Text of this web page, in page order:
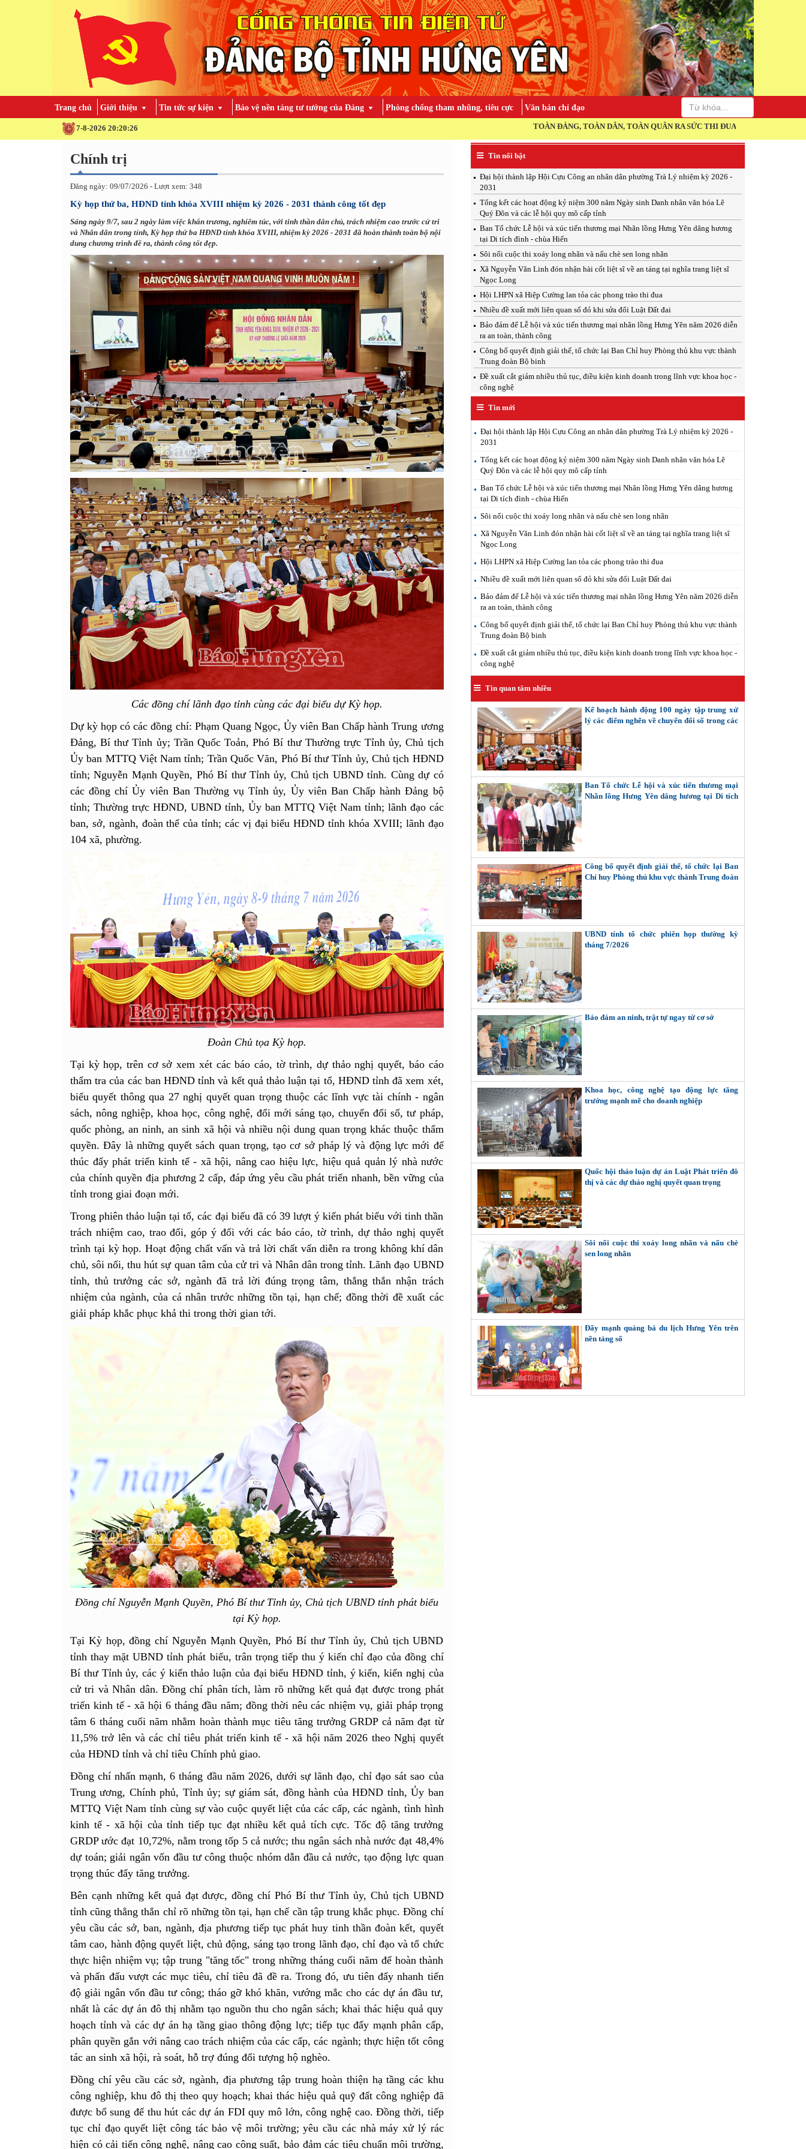
Trang chủ Giới thiệu Tin tức sự kiện Bảo vệ nền tảng tư tưởng của Đảng Phòng chống tham nhũng, tiêu cực Văn bản chỉ đạo
7-8-2026 20:20:28 TOÀN ĐẢNG, TOÀN DÂN, TOÀN QUÂN RA SỨC THI ĐUA THỰC HIỆN THẮNG LỢI NGHỊ
Chính trị
Đăng ngày: 09/07/2026 - Lượt xem: 348
Kỳ họp thứ ba, HĐND tỉnh khóa XVIII nhiệm kỳ 2026 - 2031 thành công tốt đẹp
Sáng ngày 9/7, sau 2 ngày làm việc khẩn trương, nghiêm túc, với tinh thần dân chủ, trách nhiệm cao trước cử tri
và Nhân dân trong tỉnh, Kỳ họp thứ ba HĐND tỉnh khóa XVIII, nhiệm kỳ 2026 - 2031 đã hoàn thành toàn bộ nội
dung chương trình đề ra, thành công tốt đẹp.
Các đồng chí lãnh đạo tỉnh cùng các đại biểu dự Kỳ họp.
Dự kỳ họp có các đồng chí: Phạm Quang Ngọc, Ủy viên Ban Chấp hành Trung ương
Đảng, Bí thư Tỉnh ủy; Trần Quốc Toản, Phó Bí thư Thường trực Tỉnh ủy, Chủ tịch
Ủy ban MTTQ Việt Nam tỉnh; Trần Quốc Văn, Phó Bí thư Tỉnh ủy, Chủ tịch HĐND
tỉnh; Nguyễn Mạnh Quyền, Phó Bí thư Tỉnh ủy, Chủ tịch UBND tỉnh. Cùng dự có
các đồng chí Ủy viên Ban Thường vụ Tỉnh ủy, Ủy viên Ban Chấp hành Đảng bộ
tỉnh; Thường trực HĐND, UBND tỉnh, Ủy ban MTTQ Việt Nam tỉnh; lãnh đạo các
ban, sở, ngành, đoàn thể của tỉnh; các vị đại biểu HĐND tỉnh khóa XVIII; lãnh đạo
104 xã, phường.
Đoàn Chủ tọa Kỳ họp.
Tại kỳ họp, trên cơ sở xem xét các báo cáo, tờ trình, dự thảo nghị quyết, báo cáo
thẩm tra của các ban HĐND tỉnh và kết quả thảo luận tại tổ, HĐND tỉnh đã xem xét,
biểu quyết thông qua 27 nghị quyết quan trọng thuộc các lĩnh vực tài chính - ngân
sách, nông nghiệp, khoa học, công nghệ, đổi mới sáng tạo, chuyển đổi số, tư pháp,
quốc phòng, an ninh, an sinh xã hội và nhiều nội dung quan trọng khác thuộc thẩm
quyền. Đây là những quyết sách quan trọng, tạo cơ sở pháp lý và động lực mới để
thúc đẩy phát triển kinh tế - xã hội, nâng cao hiệu lực, hiệu quả quản lý nhà nước
của chính quyền địa phương 2 cấp, đáp ứng yêu cầu phát triển nhanh, bền vững của
tỉnh trong giai đoạn mới.
Trong phiên thảo luận tại tổ, các đại biểu đã có 39 lượt ý kiến phát biểu với tinh thần
trách nhiệm cao, trao đổi, góp ý đối với các báo cáo, tờ trình, dự thảo nghị quyết
trình tại kỳ họp. Hoạt động chất vấn và trả lời chất vấn diễn ra trong không khí dân
chủ, sôi nổi, thu hút sự quan tâm của cử tri và Nhân dân trong tỉnh. Lãnh đạo UBND
tỉnh, thủ trưởng các sở, ngành đã trả lời đúng trọng tâm, thẳng thắn nhận trách
nhiệm của ngành, của cá nhân trước những tồn tại, hạn chế; đồng thời đề xuất các
giải pháp khắc phục khả thi trong thời gian tới.
Đồng chí Nguyễn Mạnh Quyền, Phó Bí thư Tỉnh ủy, Chủ tịch UBND tỉnh phát biểu
tại Kỳ họp.
Tại Kỳ họp, đồng chí Nguyễn Mạnh Quyền, Phó Bí thư Tỉnh ủy, Chủ tịch UBND
tỉnh thay mặt UBND tỉnh phát biểu, trân trọng tiếp thu ý kiến chỉ đạo của đồng chí
Bí thư Tỉnh ủy, các ý kiến thảo luận của đại biểu HĐND tỉnh, ý kiến, kiến nghị của
cử tri và Nhân dân. Đồng chí phân tích, làm rõ những kết quả đạt được trong phát
triển kinh tế - xã hội 6 tháng đầu năm; đồng thời nêu các nhiệm vụ, giải pháp trọng
tâm 6 tháng cuối năm nhằm hoàn thành mục tiêu tăng trưởng GRDP cả năm đạt từ
11,5% trở lên và các chỉ tiêu phát triển kinh tế - xã hội năm 2026 theo Nghị quyết
của HĐND tỉnh và chỉ tiêu Chính phủ giao.
Đồng chí nhấn mạnh, 6 tháng đầu năm 2026, dưới sự lãnh đạo, chỉ đạo sát sao của
Trung ương, Chính phủ, Tỉnh ủy; sự giám sát, đồng hành của HĐND tỉnh, Ủy ban
MTTQ Việt Nam tỉnh cùng sự vào cuộc quyết liệt của các cấp, các ngành, tình hình
kinh tế - xã hội của tỉnh tiếp tục đạt nhiều kết quả tích cực. Tốc độ tăng trưởng
GRDP ước đạt 10,72%, nằm trong tốp 5 cả nước; thu ngân sách nhà nước đạt 48,4%
dự toán; giải ngân vốn đầu tư công thuộc nhóm dẫn đầu cả nước, tạo động lực quan
trọng thúc đẩy tăng trưởng.
Bên cạnh những kết quả đạt được, đồng chí Phó Bí thư Tỉnh ủy, Chủ tịch UBND
tỉnh cũng thẳng thắn chỉ rõ những tồn tại, hạn chế cần tập trung khắc phục. Đồng chí
yêu cầu các sở, ban, ngành, địa phương tiếp tục phát huy tinh thần đoàn kết, quyết
tâm cao, hành động quyết liệt, chủ động, sáng tạo trong lãnh đạo, chỉ đạo và tổ chức
thực hiện nhiệm vụ; tập trung "tăng tốc" trong những tháng cuối năm để hoàn thành
và phấn đấu vượt các mục tiêu, chỉ tiêu đã đề ra. Trong đó, ưu tiên đẩy nhanh tiến
độ giải ngân vốn đầu tư công; tháo gỡ khó khăn, vướng mắc cho các dự án đầu tư,
nhất là các dự án đô thị nhằm tạo nguồn thu cho ngân sách; khai thác hiệu quả quy
hoạch tỉnh và các dự án hạ tầng giao thông động lực; tiếp tục đẩy mạnh phân cấp,
phân quyền gắn với nâng cao trách nhiệm của các cấp, các ngành; thực hiện tốt công
tác an sinh xã hội, rà soát, hỗ trợ đúng đối tượng hộ nghèo.
Đồng chí yêu cầu các sở, ngành, địa phương tập trung hoàn thiện hạ tầng các khu
công nghiệp, khu đô thị theo quy hoạch; khai thác hiệu quả quỹ đất công nghiệp đã
được bổ sung để thu hút các dự án FDI quy mô lớn, công nghệ cao. Đồng thời, tiếp
tục chỉ đạo quyết liệt công tác bảo vệ môi trường; yêu cầu các nhà máy xử lý rác
hiện có cải tiến công nghệ, nâng cao công suất, bảo đảm các tiêu chuẩn môi trường,
Tin nổi bật
Đại hội thành lập Hội Cựu Công an nhân dân phường Trà Lý nhiệm kỳ 2026 -
2031
Tổng kết các hoạt động kỷ niệm 300 năm Ngày sinh Danh nhân văn hóa Lê
Quý Đôn và các lễ hội quy mô cấp tỉnh
Ban Tổ chức Lễ hội và xúc tiến thương mại Nhãn lồng Hưng Yên dâng hương
tại Di tích đình - chùa Hiến
Sôi nổi cuộc thi xoáy long nhãn và nấu chè sen long nhãn
Xã Nguyễn Văn Linh đón nhận hài cốt liệt sĩ về an táng tại nghĩa trang liệt sĩ
Ngọc Long
Hội LHPN xã Hiệp Cường lan tỏa các phong trào thi đua
Nhiều đề xuất mới liên quan sổ đỏ khi sửa đổi Luật Đất đai
Bảo đảm để Lễ hội và xúc tiến thương mại nhãn lồng Hưng Yên năm 2026 diễn
ra an toàn, thành công
Công bố quyết định giải thể, tổ chức lại Ban Chỉ huy Phòng thủ khu vực thành
Trung đoàn Bộ binh
Đề xuất cắt giảm nhiều thủ tục, điều kiện kinh doanh trong lĩnh vực khoa học -
công nghệ
Tin mới
Đại hội thành lập Hội Cựu Công an nhân dân phường Trà Lý nhiệm kỳ 2026 -
2031
Tổng kết các hoạt động kỷ niệm 300 năm Ngày sinh Danh nhân văn hóa Lê
Quý Đôn và các lễ hội quy mô cấp tỉnh
Ban Tổ chức Lễ hội và xúc tiến thương mại Nhãn lồng Hưng Yên dâng hương
tại Di tích đình - chùa Hiến
Sôi nổi cuộc thi xoáy long nhãn và nấu chè sen long nhãn
Xã Nguyễn Văn Linh đón nhận hài cốt liệt sĩ về an táng tại nghĩa trang liệt sĩ
Ngọc Long
Hội LHPN xã Hiệp Cường lan tỏa các phong trào thi đua
Nhiều đề xuất mới liên quan sổ đỏ khi sửa đổi Luật Đất đai
Bảo đảm để Lễ hội và xúc tiến thương mại nhãn lồng Hưng Yên năm 2026 diễn
ra an toàn, thành công
Công bố quyết định giải thể, tổ chức lại Ban Chỉ huy Phòng thủ khu vực thành
Trung đoàn Bộ binh
Đề xuất cắt giảm nhiều thủ tục, điều kiện kinh doanh trong lĩnh vực khoa học -
công nghệ
Tin quan tâm nhiều
Kế hoạch hành động 100 ngày tập trung xử
lý các điểm nghẽn về chuyển đổi số trong các
Ban Tổ chức Lễ hội và xúc tiến thương mại
Nhãn lồng Hưng Yên dâng hương tại Di tích
Công bố quyết định giải thể, tổ chức lại Ban
Chỉ huy Phòng thủ khu vực thành Trung đoàn
UBND tỉnh tổ chức phiên họp thường kỳ
tháng 7/2026
Bảo đảm an ninh, trật tự ngay từ cơ sở
Khoa học, công nghệ tạo động lực tăng
trưởng mạnh mẽ cho doanh nghiệp
Quốc hội thảo luận dự án Luật Phát triển đô
thị và các dự thảo nghị quyết quan trọng
Sôi nổi cuộc thi xoáy long nhãn và nấu chè
sen long nhãn
Đẩy mạnh quảng bá du lịch Hưng Yên trên
nền tảng số